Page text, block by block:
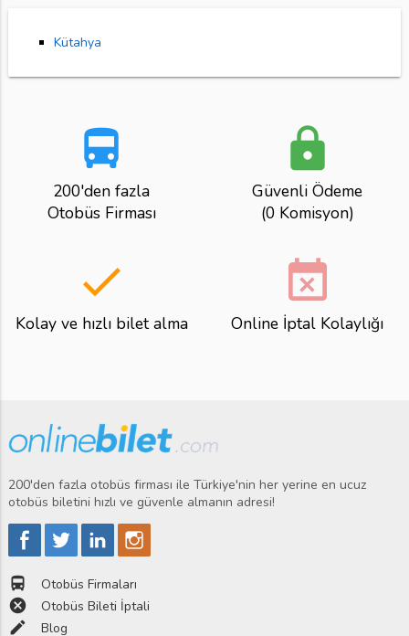
Kütahya
directions_bus
200'den fazla
Otobüs Firması
lock
Güvenli Ödeme
(0 Komisyon)
done
Kolay ve hızlı bilet alma
event_busy
Online İptal Kolaylığı
200'den fazla otobüs firması ile Türkiye'nin her yerine en ucuz
otobüs biletini hızlı ve güvenle almanın adresi!
directions_bus Otobüs Firmaları
cancel Otobüs Bileti İptali
edit Blog